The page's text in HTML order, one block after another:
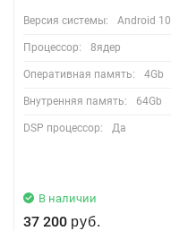
Версия системы: Android 10
Процессор: 8ядер
Оперативная память: 4Gb
Внутренняя память: 64Gb
DSP процессор: Да
В наличии
37 200 руб.